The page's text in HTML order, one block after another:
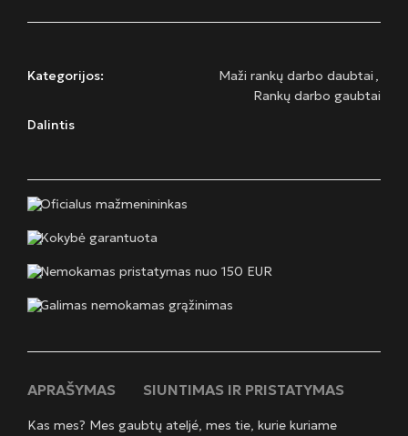
Kategorijos: Maži rankų darbo daubtai ,
Rankų darbo gaubtai
Dalintis
Oficialus mažmenininkas
Kokybė garantuota
Nemokamas pristatymas nuo 150 EUR
Galimas nemokamas grąžinimas
APRAŠYMAS SIUNTIMAS IR PRISTATYMAS
Kas mes? Mes gaubtų ateljé, mes tie, kurie kuriame